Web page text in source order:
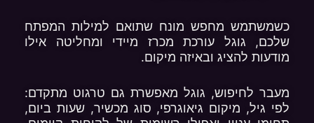
כשמשתמש מחפש מונח שתואם למילות המפתח
שלכם, גוגל עורכת מכרז מיידי ומחליטה אילו
מודעות להציג ובאיזה מיקום.
מעבר לחיפוש, גוגל מאפשרת גם טרגוט מתקדם:
לפי גיל, מיקום גיאוגרפי, סוג מכשיר, שעות ביום,